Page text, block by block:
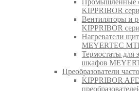
Промышленные
KIPPRIBOR
Вентиляторы и
KIPPRIBOR
Нагреватели
MEYERTEC
Термостаты для
шкафов
Преобразователи
KIPPRIBOR